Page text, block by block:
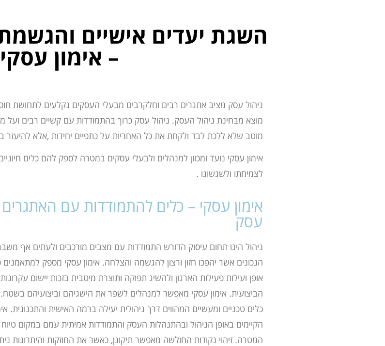
השגת יעדים אישיים
– אימון עסקי
ניהול עסק מציב אתגרים רבים וחלקרבים מבעלי העסקים נקלעים לתחושת
מוצא מבחינת ניהול העסק. ניהול עסק כרוך בהתמודדות עם קשיים רבים ועל
מוטב שלא ללכת לבד ולקחת את כל האחריות על כתפיים יחידות ,אלא להיעזר
אימון עסקי נועד ומכוון למנהלים ולבעלי עסקים במטרה לספק להם כלים
לצמיחתו ולשגשוגו .
אימון עסקי – כלים להתמודדות עם האתגרים
עסק
ניהול הינו תחום עיסוק הדורש התמודדות עם מצבים מורכבים ולעתים אף
הנכונים אשר יהפכו חזון ורצון להגשמה והצלחה. אימון עסקי מספק למתאמנים
אופן ועילות פעילות הארגון ולהשיג תפוקה ותוצרת מיטבית בזכות יישום
הביצועית. אימון עסקי מאפשר למנהלים לשפר את הישגיהם וביצועיהם
כלים טכניים ומעשיים המהווים דרך ניהולית יעילה ברמה האישית והתכנונית.
הקיימים באופן הניהול ובהתנהלות העסק והתמודדות אמיתית עמם במקום טיוח
המטרה. זיהוי נקודות החולשה מאפשר תיקונן, כאשר את החוזקות והיתרונות